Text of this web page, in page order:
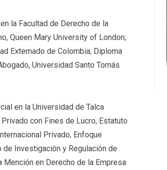
la Facultad de Derecho de la
Queen Mary University of London;
Externado de Colombia; Diploma
Universidad Santo Tomás
en la Universidad de Talca
con Fines de Lucro, Estatuto
Privado, Enfoque
Investigación y Regulación de
en Derecho de la Empresa